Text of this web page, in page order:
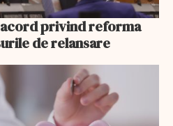
acord privind reforma
de relansare